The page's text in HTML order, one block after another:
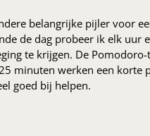
belangrijke pijler voor
de dag probeer ik elk uur
te krijgen. De Pomodoro-
minuten werken een korte
goed bij helpen.